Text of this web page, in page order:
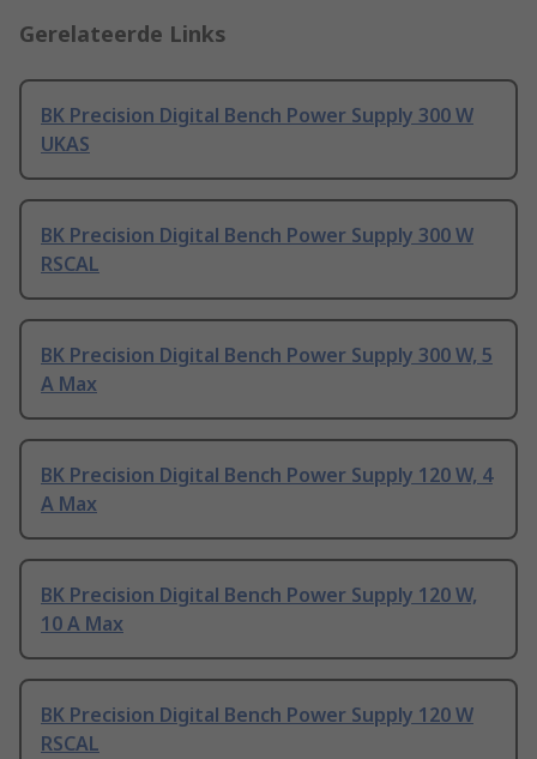
Gerelateerde Links
BK Precision Digital Bench Power Supply 300 W
UKAS
BK Precision Digital Bench Power Supply 300 W
RSCAL
BK Precision Digital Bench Power Supply 300 W, 5
A Max
BK Precision Digital Bench Power Supply 120 W, 4
A Max
BK Precision Digital Bench Power Supply 120 W,
10 A Max
BK Precision Digital Bench Power Supply 120 W
RSCAL